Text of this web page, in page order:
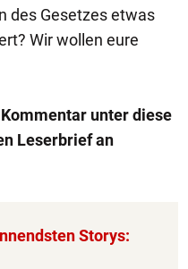
des Gesetzes etwas
Wir wollen eure
unter diese
Leserbrief an
Storys: